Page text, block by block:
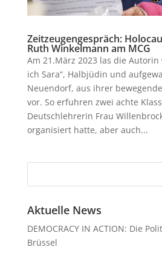
Zeitzeugengespräch:
Ruth Winkelmann am MCG
Am 21.März 2023 las die Autorin
ich Sara“, Halbjüdin und
Neuendorf, aus ihrer
vor. So erfuhren zwei achte
Deutschlehrerin Frau
organisiert hatte, aber auch...
Aktuelle News
DEMOCRACY IN ACTION: Die
Brüssel